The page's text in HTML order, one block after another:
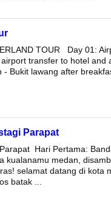
TOUR Day 01:
transfer to hotel and
Bukit lawang after
Parapat
Hari Pertama:
kualanamu medan,
selamat datang di kota
batak ...